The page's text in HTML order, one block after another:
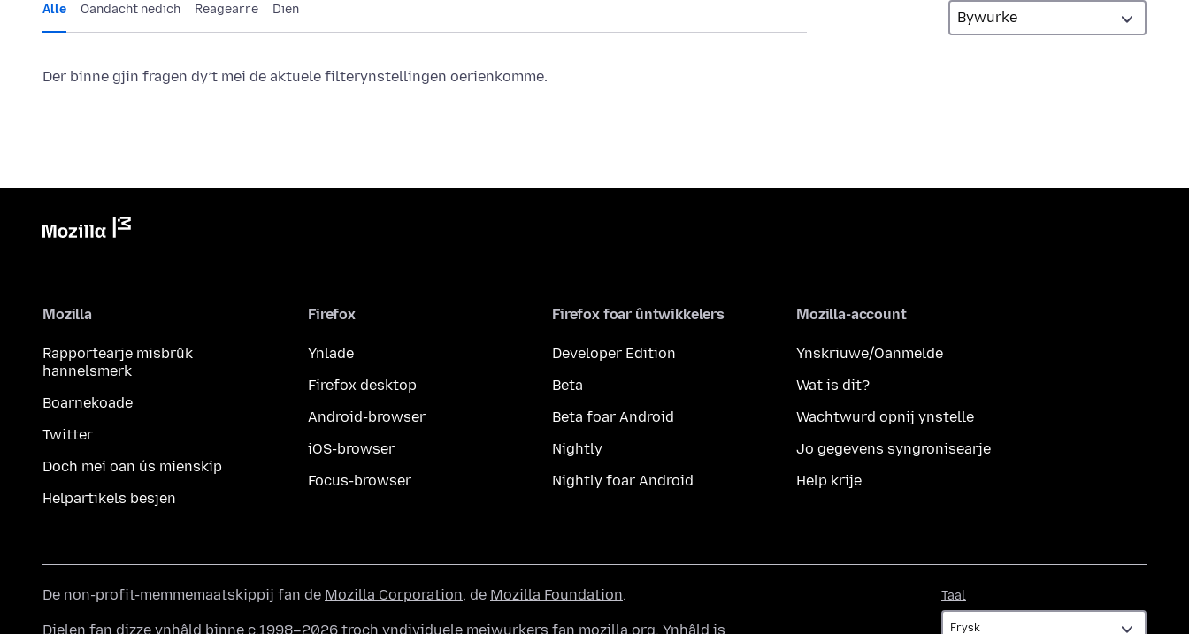
Alle Oandacht nedich Reagearre Dien
Der binne gjin fragen dy’t mei de aktuele filterynstellingen oerienkomme.
Mozilla
Rapportearje misbrûk
hannelsmerk
Boarnekoade
Twitter
Doch mei oan ús mienskip
Helpartikels besjen
Firefox
Ynlade
Firefox desktop
Android-browser
iOS-browser
Focus-browser
Firefox foar ûntwikkelers
Developer Edition
Beta
Beta foar Android
Nightly
Nightly foar Android
Mozilla-account
Ynskriuwe/Oanmelde
Wat is dit?
Wachtwurd opnij ynstelle
Jo gegevens syngronisearje
Help krije
Taal
De non-profit-memmemaatskippij fan de Mozilla Corporation, de Mozilla Foundation.
Dielen fan dizze ynhâld binne c.1998–2026 troch yndividuele meiwurkers fan mozilla.org. Ynhâld is